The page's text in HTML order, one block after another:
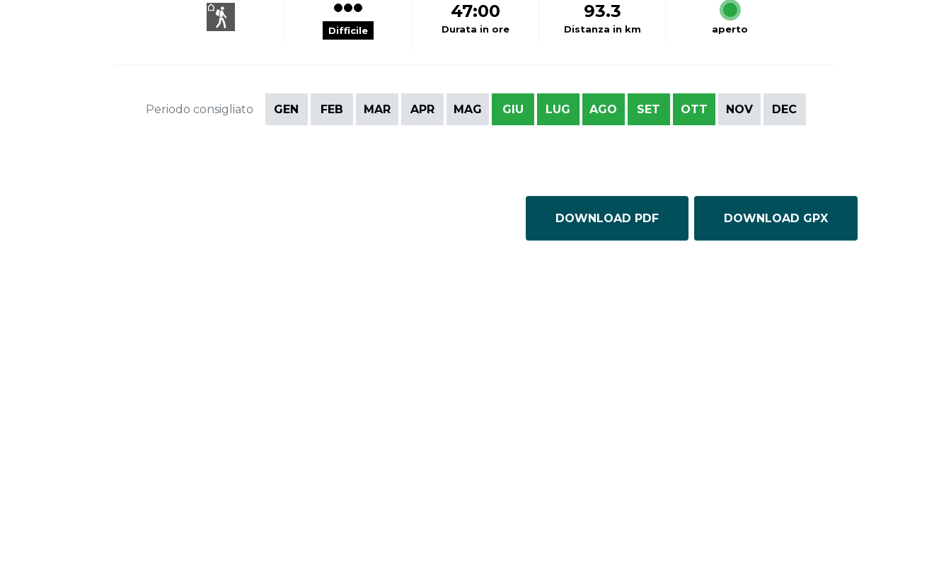
Difficile
47:00
Durata in ore
93.3
Distanza in km aperto
Periodo consigliato GEN FEB MAR APR MAG GIU LUG AGO SET OTT NOV DEC
DOWNLOAD PDF DOWNLOAD GPX